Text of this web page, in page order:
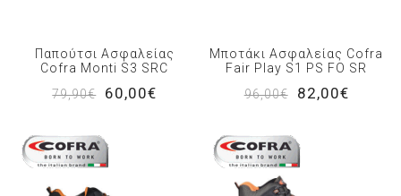
Παπούτσι Ασφαλείας
Cofra Monti S3 SRC
79,90€
60,00€
Μποτάκι Ασφαλείας Cofra
Fair Play S1 PS FO SR
96,00€
82,00€